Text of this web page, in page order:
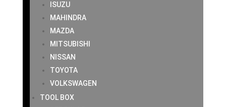
ISUZU
MAHINDRA
MAZDA
MITSUBISHI
NISSAN
TOYOTA
VOLKSWAGEN
TOOL BOX